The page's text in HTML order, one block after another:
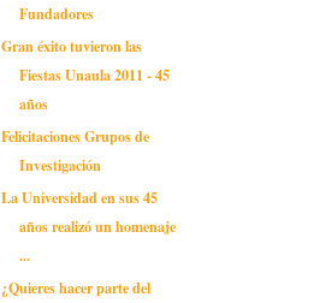
Fundadores
Gran éxito tuvieron las
Fiestas Unaula 2011 - 45
años
Felicitaciones Grupos de
Investigación
La Universidad en sus 45
años realizó un homenaje
...
¿Quieres hacer parte del